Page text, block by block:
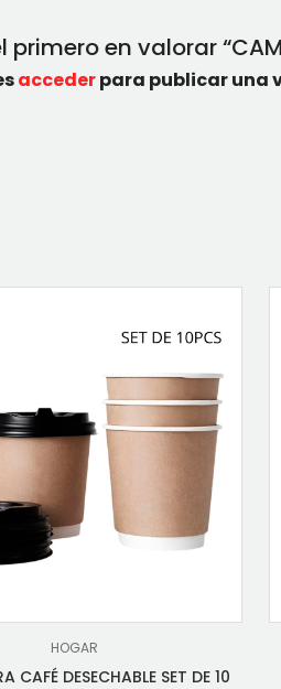
primero en valorar
accederpara publicar una
HOGAR
CAFÉ DESECHABLE SET DE 10